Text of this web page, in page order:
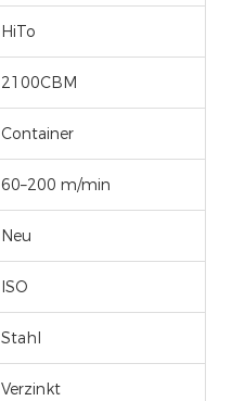
HiTo
2100CBM
Container
60–200 m/min
Neu
ISO
Stahl
Verzinkt